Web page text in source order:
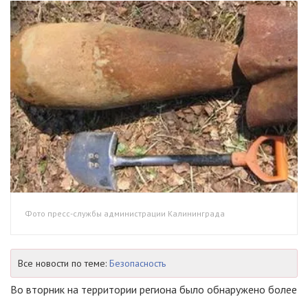
Фото пресс-службы администрации Калининграда
Все новости по теме: Безопасность
Во вторник на территории региона было обнаружено более